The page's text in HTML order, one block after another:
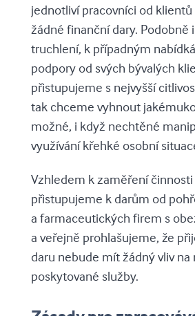
jednotliví pracovníci od
žádné finanční dary. Podobně
truchlení, k případným
podpory od svých bývalých
přistupujeme s nejvyšší
tak chceme vyhnout
možné, i když nechtěné
využívání křehké osobní
Vzhledem k zaměření
přistupujeme k darům od
a farmaceutických firem s
a veřejně prohlašujeme, že
daru nebude mít žádný vliv na
poskytované služby.